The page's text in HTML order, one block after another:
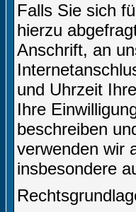
Falls Sie sich
hierzu
Anschrift, an
und Uhrzeit
Ihre
beschreiben
verwenden wir
insbesondere